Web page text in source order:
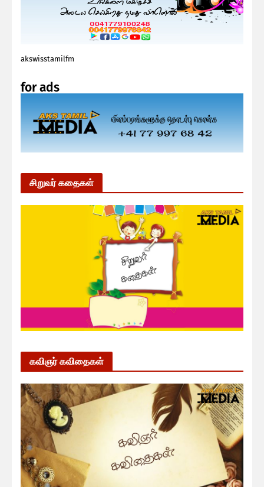
akswisstamilfm
for ads
சிறுவர் கதைகள்
கவிஞர் கவிதைகள்